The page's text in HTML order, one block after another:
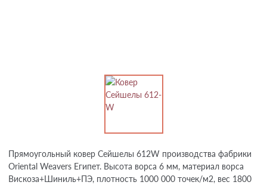
Прямоугольный ковер Сейшелы 612W производства фабрики
Oriental Weavers Египет. Высота ворса 6 мм, материал ворса
Вискоза+Шиниль+ПЭ, плотность 1000 000 точек/м2, вес 1800